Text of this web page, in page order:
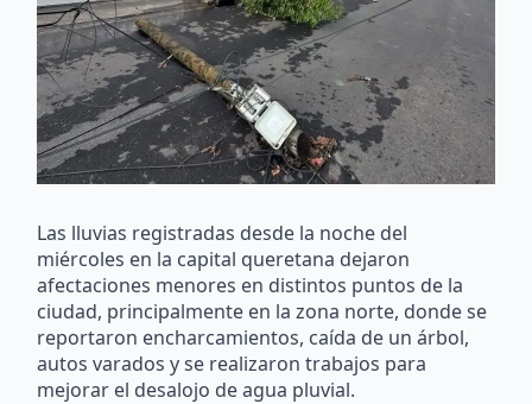
Las lluvias registradas desde la noche del
miércoles en la capital queretana dejaron
afectaciones menores en distintos puntos de la
ciudad, principalmente en la zona norte, donde se
reportaron encharcamientos, caída de un árbol,
autos varados y se realizaron trabajos para
mejorar el desalojo de agua pluvial.